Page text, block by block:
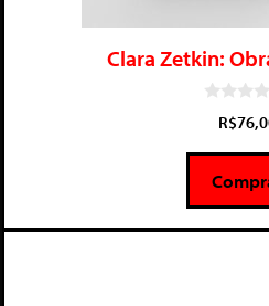
Clara Zetkin:
5
R$